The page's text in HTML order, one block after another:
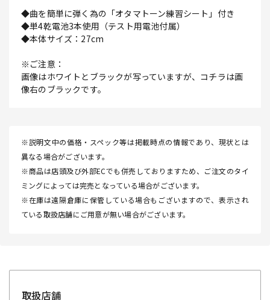
◆曲を簡単に弾く為の「オタマトーン練習シート」付き
◆単4乾電池3本使用（テスト用電池付属）
◆本体サイズ：27cm
※ご注意：
画像はホワイトとブラックが写っていますが、コチラは画
像右のブラックです。
※説明文中の価格・スペック等は掲載時点の情報であり、現状とは
異なる場合がございます。
※商品は店頭及び外部ECでも併売しておりますため、ご注文のタイ
ミングによっては完売となっている場合がございます。
※在庫は遠隔倉庫に保管している場合もございますので、表示され
ている取扱店舗にご用意が無い場合がございます。
取扱店舗